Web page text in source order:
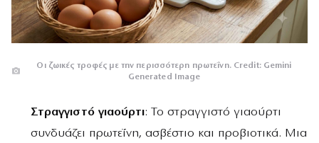
Οι ζωικές τροφές με την περισσότερη πρωτεΐνη. Credit: Gemini
Generated Image
Στραγγιστό γιαούρτι: Το στραγγιστό γιαούρτι
συνδυάζει πρωτεΐνη, ασβέστιο και προβιοτικά. Μια